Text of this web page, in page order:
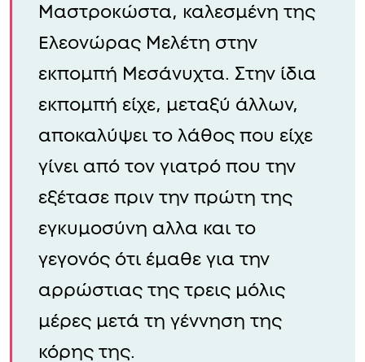
Μαστροκώστα, καλεσμένη της
Ελεονώρας Μελέτη στην
εκπομπή Μεσάνυχτα. Στην ίδια
εκπομπή είχε, μεταξύ άλλων,
αποκαλύψει το λάθος που είχε
γίνει από τον γιατρό που την
εξέτασε πριν την πρώτη της
εγκυμοσύνη αλλα και το
γεγονός ότι έμαθε για την
αρρώστιας της τρεις μόλις
μέρες μετά τη γέννηση της
κόρης της.